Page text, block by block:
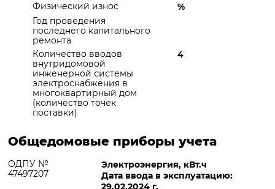
Физический износ
%
Год проведения
последнего капитального
ремонта
Количество вводов
внутридомовой
инженерной системы
электроснабжения в
многоквартирный дом
(количество точек
поставки)
4
Общедомовые приборы учета
ОДПУ №
47497207
Электроэнергия, кВт.ч
Дата ввода в эксплуатацию:
29.02.2024 г.